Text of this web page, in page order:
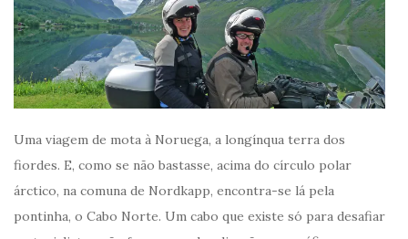
Uma viagem de mota à Noruega, a longínqua terra dos
fiordes. E, como se não bastasse, acima do círculo polar
árctico, na comuna de Nordkapp, encontra-se lá pela
pontinha, o Cabo Norte. Um cabo que existe só para desafiar